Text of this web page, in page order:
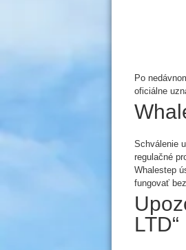
Po
oficiálne
Schválenie
regulačné
Whalestep
fungovať
LTD“